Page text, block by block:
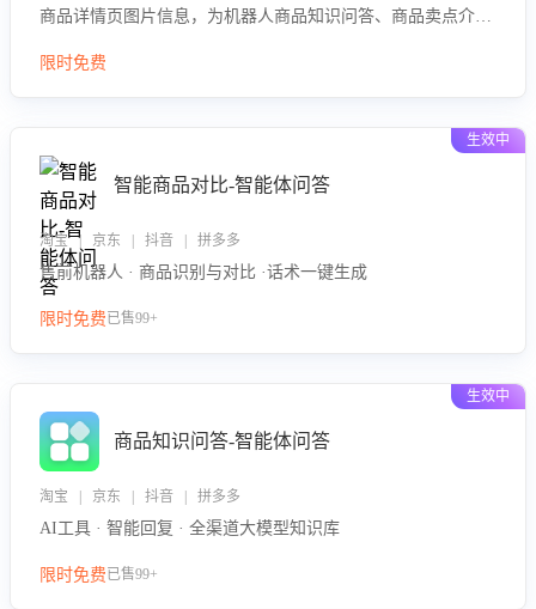
商品详情页图片信息，为机器人商品知识问答、商品卖点介绍
限时免费
生效中
智能商品对比-智能体问答
淘宝 | 京东 | 抖音 | 拼多多
售前机器人 · 商品识别与对比 ·话术一键生成
限时免费已售99+
生效中
商品知识问答-智能体问答
淘宝 | 京东 | 抖音 | 拼多多
AI工具 · 智能回复 · 全渠道大模型知识库
限时免费已售99+